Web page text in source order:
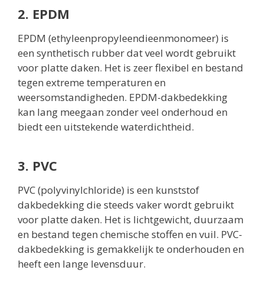
2. EPDM
EPDM (ethyleenpropyleendieenmonomeer) is
een synthetisch rubber dat veel wordt gebruikt
voor platte daken. Het is zeer flexibel en bestand
tegen extreme temperaturen en
weersomstandigheden. EPDM-dakbedekking
kan lang meegaan zonder veel onderhoud en
biedt een uitstekende waterdichtheid.
3. PVC
PVC (polyvinylchloride) is een kunststof
dakbedekking die steeds vaker wordt gebruikt
voor platte daken. Het is lichtgewicht, duurzaam
en bestand tegen chemische stoffen en vuil. PVC-
dakbedekking is gemakkelijk te onderhouden en
heeft een lange levensduur.